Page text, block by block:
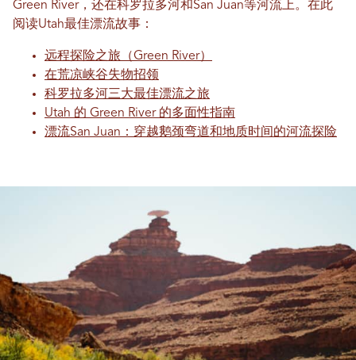
Green River，还在科罗拉多河和San Juan等河流上。在此
阅读Utah最佳漂流故事：
远程探险之旅（Green River）
在荒凉峡谷失物招领
科罗拉多河三大最佳漂流之旅
Utah 的 Green River 的多面性指南
漂流San Juan：穿越鹅颈弯道和地质时间的河流探险